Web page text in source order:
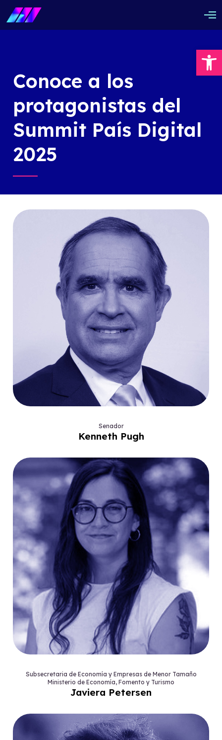
Abrir barra de herramientas
O
M
e
u
Conoce a los
protagonistas del
Summit País Digital
2025
Senador
Kenneth Pugh
Subsecretaria de Economía y Empresas de Menor Tamaño
Ministerio de Economía, Fomento y Turismo
Javiera Petersen